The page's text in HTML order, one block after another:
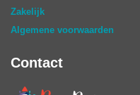
Zakelijk
Algemene voorwaarden
Contact